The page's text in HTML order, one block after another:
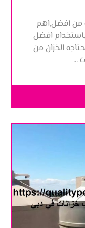
من افضل,اهم
افضل
الخزان من
...